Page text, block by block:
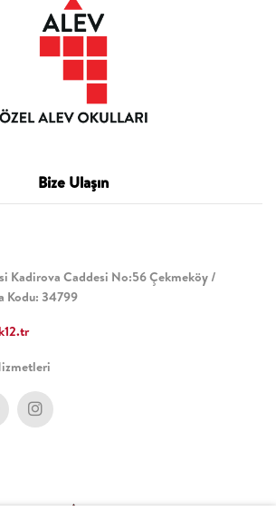
Bize Ulaşın
Kadirova Caddesi No:56 Çekmeköy /
Kodu: 34799